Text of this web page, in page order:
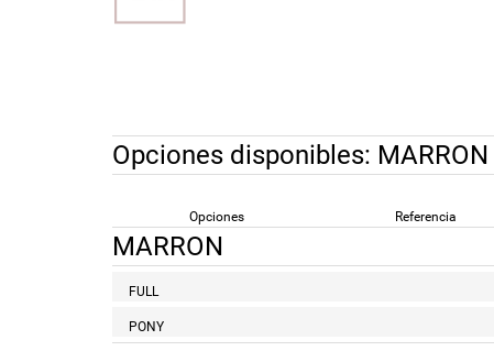
Opciones disponibles: MARRON
Opciones Referencia
MARRON
FULL
PONY